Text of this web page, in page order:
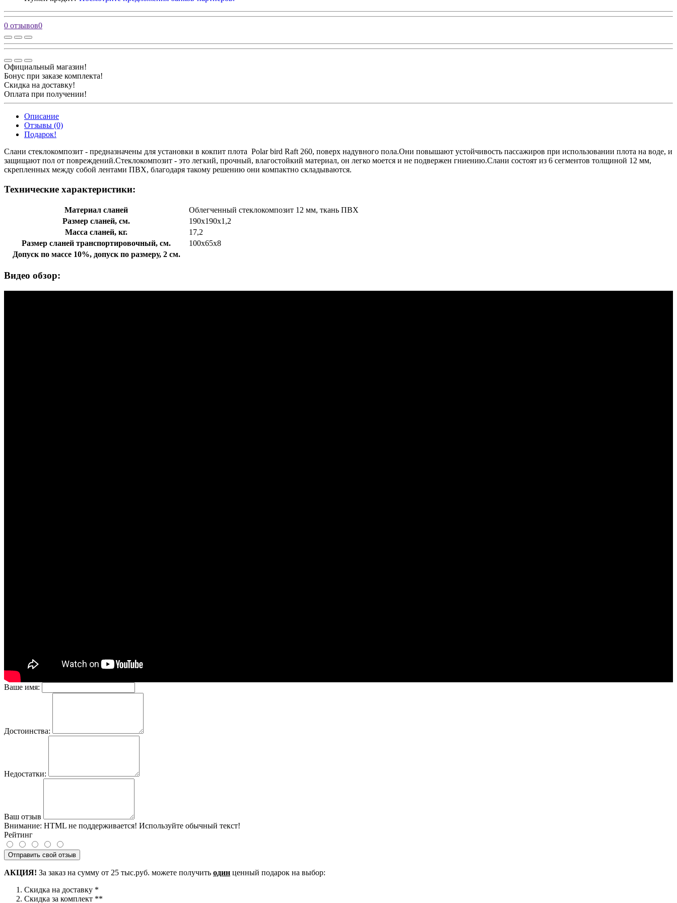
0 отзывов0
Официальный магазин!
Бонус при заказе комплекта!
Скидка на доставку!
Оплата при получении!
Описание
Отзывы (0)
Подарок!
Слани стеклокомпозит - предназначены для установки в кокпит плота Polar bird Raft 260, поверх надувного пола.Они повышают устойчивость пассажиров при использовании плота на воде, и
защищают пол от повреждений.Стеклокомпозит - это легкий, прочный, влагостойкий материал, он легко моется и не подвержен гниению.Слани состоят из 6 сегментов толщиной 12 мм,
скрепленных между собой лентами ПВХ, благодаря такому решению они компактно складываются.
Технические характеристики:
Материал сланей
Облегченный стеклокомпозит 12 мм, ткань ПВХ
Размер сланей, см.
190х190х1,2
Масса сланей, кг.
17,2
Размер сланей транспортировочный, см.
100х65х8
Допуск по массе 10%, допуск по размеру, 2 см.
Видео обзор:
Ваше имя:
Достоинства:
Недостатки:
Ваш отзыв
Внимание: HTML не поддерживается! Используйте обычный текст!
Рейтинг
Отправить свой отзыв
АКЦИЯ! За заказ на сумму от 25 тыс.руб. можете получить один ценный подарок на выбор:
Скидка на доставку *
Скидка за комплект **